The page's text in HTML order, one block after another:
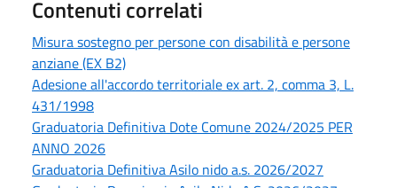
Contenuti correlati
Misura sostegno per persone con disabilità e persone
anziane (EX B2)
Adesione all'accordo territoriale ex art. 2, comma 3, L.
431/1998
Graduatoria Definitiva Dote Comune 2024/2025 PER
ANNO 2026
Graduatoria Definitiva Asilo nido a.s. 2026/2027